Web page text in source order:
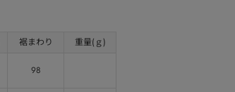
裾まわり 重量(ｇ)
98